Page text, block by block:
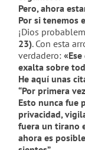
Pero, ahora
Por si tenemos
¡Dios
23). Con esta
verdadero: «
exalta sobre
He aquí unas
“Por primera
Esto nunca fue
privacidad,
fuera un tirano
ahora es posible